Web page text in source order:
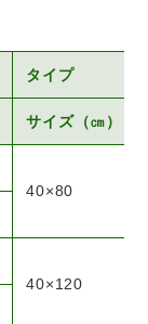
タイプ
サイズ（㎝）
40×80
40×120